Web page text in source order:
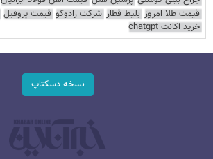
قیمت طلا امروز بلیط قطار شرکت رادوکو قیمت پروفیل
خرید اکانت chatgpt
نسخه دسکتاپ